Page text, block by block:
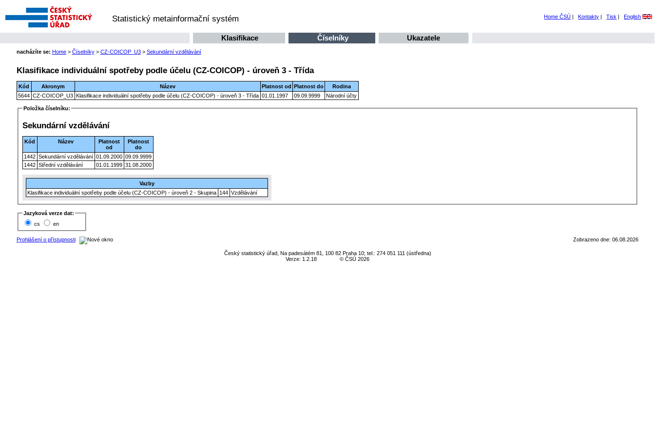
Statistický metainformační systém Home ČSÚ | Kontakty | Tisk | English
Klasifikace Číselníky Ukazatele
nacházíte se: Home> Číselníky> CZ-COICOP_U3> Sekundární vzdělávání
Klasifikace individuální spotřeby podle účelu (CZ-COICOP) - úroveň 3 - Třída
Kód Akronym Název Platnost od Platnost do
Rodina
5644 CZ-COICOP_U3 Klasifikace individuální spotřeby podle účelu (CZ-COICOP) - úroveň 3 - Třída 01.01.1997 09.09.9999 Národní účty
Položka číselníku:
Sekundární vzdělávání
Kód Název
Platnost
od
Platnost
do
1442 Sekundární vzdělávání 01.09.2000 09.09.9999
1442 Střední vzdělávání 01.01.1999 31.08.2000
Vazby
Klasifikace individuální spotřeby podle účelu (CZ-COICOP) - úroveň 2 - Skupina 144 Vzdělávání
Jazyková verze dat:
cs
en
Prohlášení o přístupnosti Zobrazeno dne: 06.08.2026
Český statistický úřad, Na padesátém 81, 100 82 Praha 10; tel.: 274 051 111 (ústředna)
Verze: 1.2.18
© ČSÚ 2026